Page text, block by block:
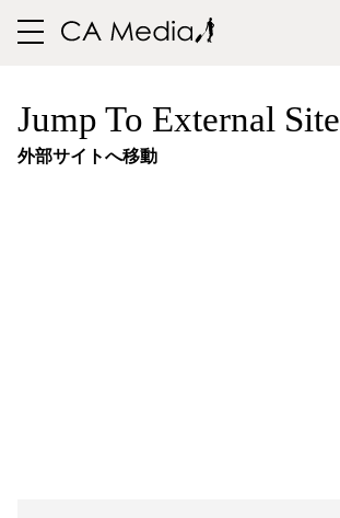
toggle
Jump To External Site
外部サイトへ移動